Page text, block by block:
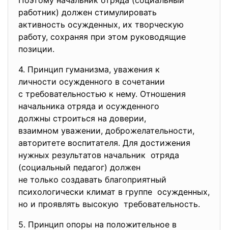
работник) должен стимулировать
активность осужденных, их творческую
работу, сохраняя при этом руководящие
позиции.
4. Принцип гуманизма, уважения к
личности осужденного в сочетании
с требовательностью к нему. Отношения
начальника отряда и осужденного
должны строиться на доверии,
взаимном уважении, доброжелательности,
авторитете воспитателя. Для достижения
нужных результатов начальник отряда
(социальный педагог) должен
не только создавать благоприятный
психологически климат в группе осужденных,
но и проявлять высокую требовательность.
5. Принцип опоры на положительное в